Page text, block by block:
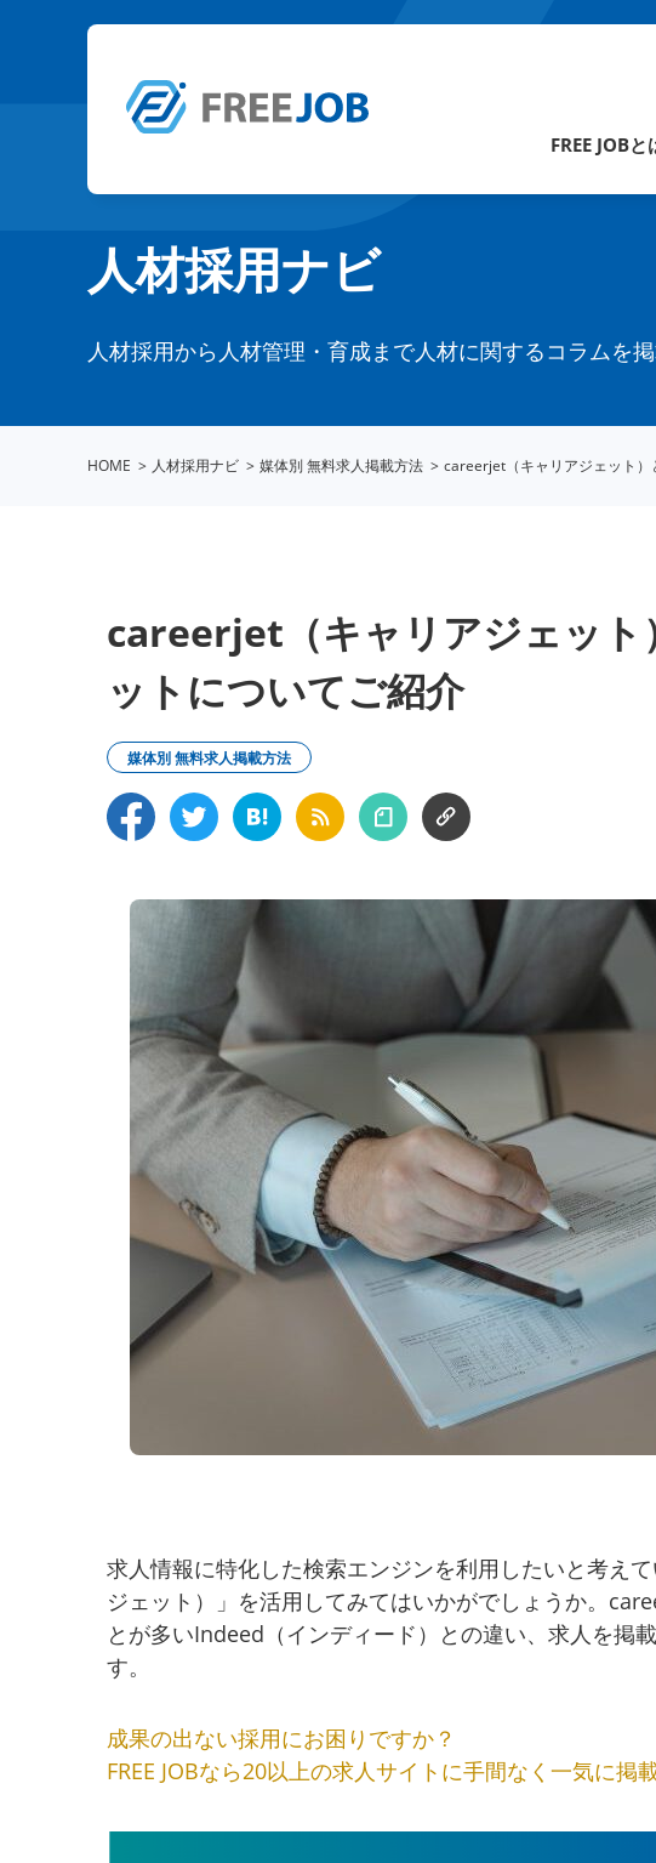
FREE JOBと
人材採用ナビ
人材採用から人材管理・育成まで人材に関するコラムを掲
HOME 人材採用ナビ 媒体別 無料求人掲載方法 careerjet（キャリアジェット
careerjet（キャリアジェット
ットについてご紹介
媒体別 無料求人掲載方法
求人情報に特化した検索エンジンを利用したいと考え
ジェット）」を活用してみてはいかがでしょうか。
とが多いIndeed（インディード）との違い、求人を掲
す。
成果の出ない採用にお困りですか？
FREE JOBなら20以上の求人サイトに手間なく一気に掲